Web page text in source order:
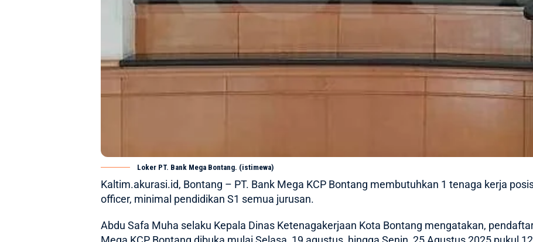
Loker PT. Bank Mega Bontang. (istimewa)
Kaltim.akurasi.id, Bontang – PT. Bank Mega KCP Bontang membutuhkan 1 tenaga kerja
officer, minimal pendidikan S1 semua jurusan.
Abdu Safa Muha selaku Kepala Dinas Ketenagakerjaan Kota Bontang mengatakan,